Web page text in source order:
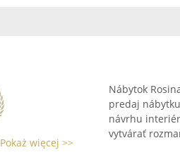
Pokaż więcej >>
Nábytok
predaj
návrhu
vytvárať